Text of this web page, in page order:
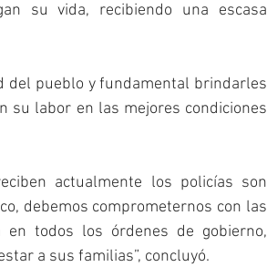
su vida, recibiendo una escasa
del pueblo y fundamental brindarles
su labor en las mejores condiciones
actualmente los policías son
debemos comprometernos con las
todos los órdenes de gobierno,
a sus familias”, concluyó.